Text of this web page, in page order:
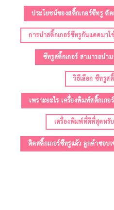
ประโยชน์ของสติ๊กเกอร์ซีทรู ตั
การนำสติ๊กเกอร์ซีทรูกันแดดมาใ
ซีทรูสติ๊กเกอร์ สามารถนำ
วิธีเลือก ซีทรูสติ๊
เพราะอะไร เครื่องพิมพ์สติ๊กเก
เครื่องพิมพ์ที่ดีที่สุดหรั
ติดสติ๊กเกอร์ซีทรูแล้ว ลูกค้าชอบเ